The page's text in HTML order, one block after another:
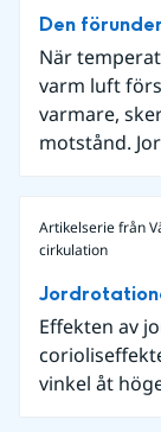
Den
När
varm luft
varmare,
motstånd.
Artikelserie från
cirkulation
Effekten av
vinkel åt